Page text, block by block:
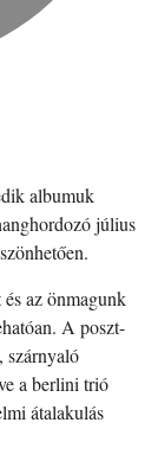
albumuk
július
az önmagunk
A poszt-
szárnyaló
a berlini trió
átalakulás